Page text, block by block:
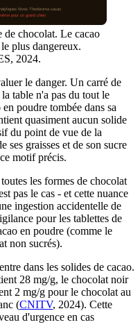
fèves Theobroma cacao
pour un grand chien
de chocolat. Le cacao
plus dangereux.
2024.
le danger. Un carré de
table n'a pas du tout le
poudre tombée dans sa
quasiment aucun solide
du point de vue de la
ses graisses et de son sucre
motif précis.
les formes de chocolat
pas le cas - et cette nuance
ingestion accidentelle de
pour les tablettes de
en poudre (comme le
non sucrés).
dans les solides de cacao.
28 mg/g, le chocolat noir
2 mg/g pour le chocolat au
(CNITV, 2024). Cette
d'urgence en cas